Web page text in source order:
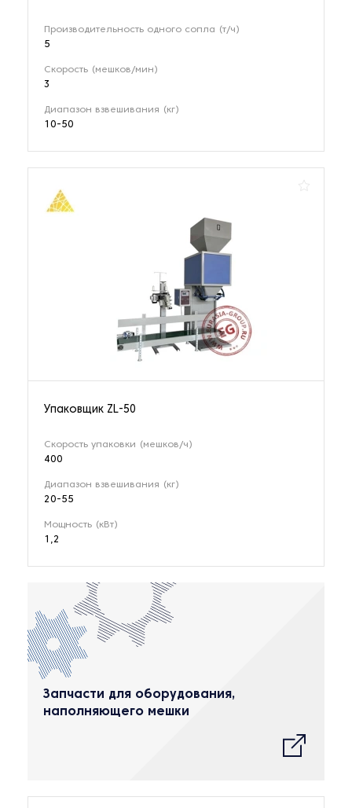
Производительность одного сопла (т/ч)
5
Скорость (мешков/мин)
3
Диапазон взвешивания (кг)
10-50
Упаковщик ZL-50
Скорость упаковки (мешков/ч)
400
Диапазон взвешивания (кг)
20-55
Мощность (кВт)
1,2
Запчасти для оборудования,
наполняющего мешки